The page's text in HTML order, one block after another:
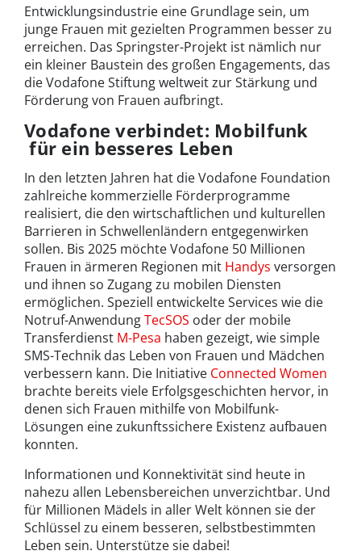
Entwicklungsindustrie eine Grundlage sein, um
junge Frauen mit gezielten Programmen besser zu
erreichen. Das Springster-Projekt ist nämlich nur
ein kleiner Baustein des großen Engagements, das
die Vodafone Stiftung weltweit zur Stärkung und
Förderung von Frauen aufbringt.
Vodafone verbindet: Mobilfunk
für ein besseres Leben
In den letzten Jahren hat die Vodafone Foundation
zahlreiche kommerzielle Förderprogramme
realisiert, die den wirtschaftlichen und kulturellen
Barrieren in Schwellenländern entgegenwirken
sollen. Bis 2025 möchte Vodafone 50 Millionen
Frauen in ärmeren Regionen mit Handys versorgen
und ihnen so Zugang zu mobilen Diensten
ermöglichen. Speziell entwickelte Services wie die
Notruf-AnwendungTecSOS oder der mobile
Transferdienst M-Pesa haben gezeigt, wie simple
SMS-Technik das Leben von Frauen und Mädchen
verbessern kann. Die Initiative Connected Women
brachte bereits viele Erfolgsgeschichten hervor, in
denen sich Frauen mithilfe von Mobilfunk-
Lösungen eine zukunftssichere Existenz aufbauen
konnten.
Informationen und Konnektivität sind heute in
nahezu allen Lebensbereichen unverzichtbar. Und
für Millionen Mädels in aller Welt können sie der
Schlüssel zu einem besseren, selbstbestimmten
Leben sein. Unterstütze sie dabei!